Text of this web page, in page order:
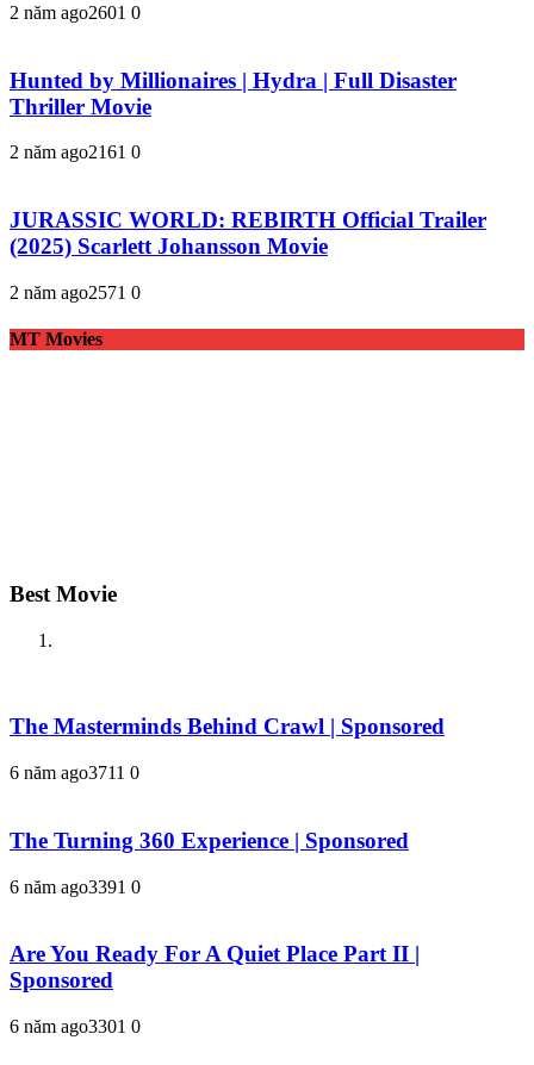
2 năm ago2601 0
Hunted by Millionaires | Hydra | Full Disaster
Thriller Movie
2 năm ago2161 0
JURASSIC WORLD: REBIRTH Official Trailer
(2025) Scarlett Johansson Movie
2 năm ago2571 0
MT Movies
Best Movie
The Masterminds Behind Crawl | Sponsored
6 năm ago3711 0
The Turning 360 Experience | Sponsored
6 năm ago3391 0
Are You Ready For A Quiet Place Part II |
Sponsored
6 năm ago3301 0